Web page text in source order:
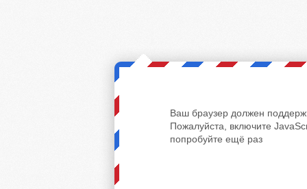
Ваш браузер должен
Пожалуйста, включите
попробуйте ещё раз